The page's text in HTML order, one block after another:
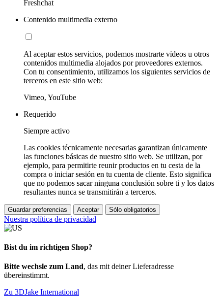
Freshchat
Contenido multimedia externo
Al aceptar estos servicios, podemos mostrarte vídeos u otros
contenidos multimedia alojados por proveedores externos.
Con tu consentimiento, utilizamos los siguientes servicios de
terceros en este sitio web:
Vimeo, YouTube
Requerido
Siempre activo
Las cookies técnicamente necesarias garantizan únicamente
las funciones básicas de nuestro sitio web. Se utilizan, por
ejemplo, para permitirte reunir productos en tu cesta de la
compra o iniciar sesión en tu cuenta de cliente. Esto significa
que no podemos sacar ninguna conclusión sobre ti y los datos
resultantes nunca se transmitirán a terceros.
Guardar preferencias Aceptar Sólo obligatorios
Nuestra política de privacidad
Bist du im richtigen Shop?
Bitte wechsle zum Land, das mit deiner Lieferadresse
übereinstimmt.
Zu 3DJake International